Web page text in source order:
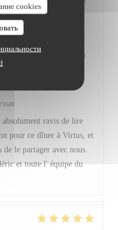
cookies
la présence
, le rythme des
et le mélange des
très belle découverte
ravis de lire
pour ce dîner à Virtus, et
le partager avec nous.
et toute l' équipe du